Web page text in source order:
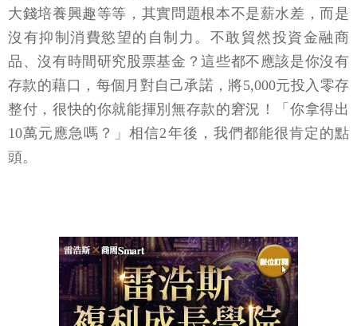
大錢培養興趣等等，其實問題根本不是薪水差，而是
沒有抑制消費慾望的自制力。不敢貿然投資金融商
品、沒有時間研究股票基金？這些都不應該是你沒有
存款的藉口，每個月對自己承諾，將5,000元投入零存
整付，很快的你就能揮別無存款的窘況！「你拿得出
10萬元應急嗎？」相信2年後，我們都能很肯定的點
頭。